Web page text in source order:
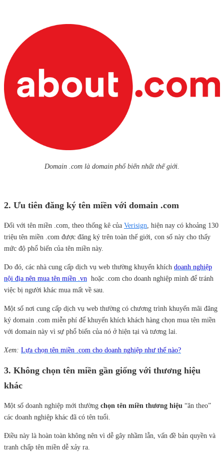
Domain .com là domain phổ biến nhất thế giới.
2. Ưu tiên đăng ký tên miền với domain .com
Đối với tên miền .com, theo thống kê của Verisign, hiện nay có khoảng 130
triệu tên miền .com được đăng ký trên toàn thế giới, con số này cho thấy
mức độ phổ biến của tên miền này.
Do đó, các nhà cung cấp dịch vụ web thường khuyến khích doanh nghiệp
nội địa nên mua tên miền .vn hoặc .com cho doanh nghiệp mình để tránh
việc bị người khác mua mất về sau.
Một số nơi cung cấp dịch vụ web thường có chương trình khuyến mãi đăng
ký domain .com miễn phí để khuyến khích khách hàng chọn mua tên miền
với domain này vì sự phổ biến của nó ở hiện tại và tương lai.
Xem: Lựa chọn tên miền .com cho doanh nghiệp như thế nào?
3. Không chọn tên miền gần giống với thương hiệu
khác
Một số doanh nghiệp mới thường chọn tên miền thương hiệu “ăn theo”
các doanh nghiệp khác đã có tên tuổi.
Điều này là hoàn toàn không nên vì dễ gây nhầm lẫn, vấn đề bản quyền và
tranh chấp tên miền dễ xảy ra.